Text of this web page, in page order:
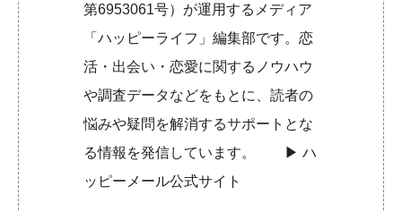
第6953061号）が運用するメディア
「ハッピーライフ」編集部です。恋
活・出会い・恋愛に関するノウハウ
や調査データなどをもとに、読者の
悩みや疑問を解消するサポートとな
る情報を発信しています。 ▶︎ハ
ッピーメール公式サイト